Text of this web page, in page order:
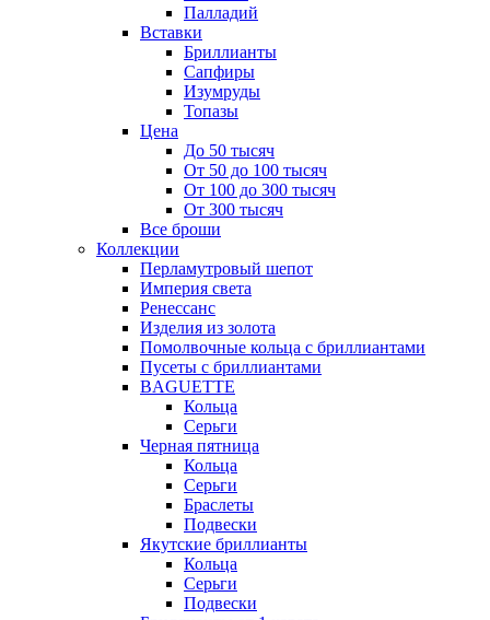
Палладий
Вставки
Бриллианты
Сапфиры
Изумруды
Топазы
Цена
До 50 тысяч
От 50 до 100 тысяч
От 100 до 300 тысяч
От 300 тысяч
Все броши
Коллекции
Перламутровый шепот
Империя света
Ренессанс
Изделия из золота
Помолвочные кольца с бриллиантами
Пусеты с бриллиантами
BAGUETTE
Кольца
Серьги
Черная пятница
Кольца
Серьги
Браслеты
Подвески
Якутские бриллианты
Кольца
Серьги
Подвески